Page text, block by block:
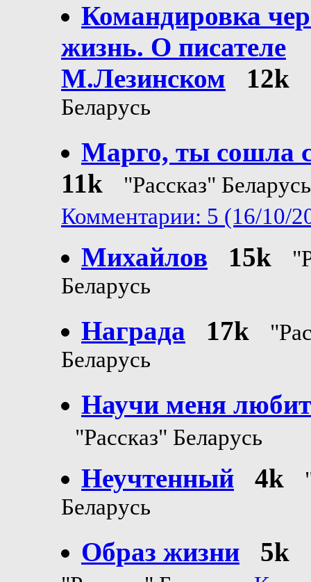
Командировка
жизнь. О писателе
М.Лезинском
12k
Беларусь
Марго, ты сошла
11k
"Рассказ" Беларусь
Комментарии: 5 (16/10/
Михайлов 15k
Беларусь
Награда
17k
Беларусь
Научи меня
"Рассказ" Беларусь
Неучтенный 4k
Беларусь
Образ жизни
5k